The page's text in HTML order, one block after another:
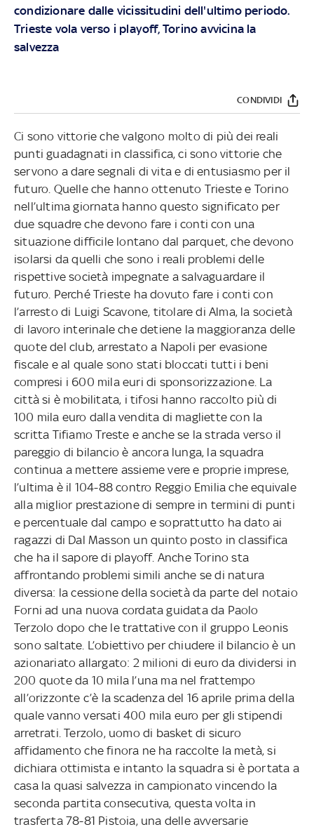
condizionare dalle vicissitudini dell'ultimo periodo.
Trieste vola verso i playoff, Torino avvicina la
salvezza
CONDIVIDI
Ci sono vittorie che valgono molto di più dei reali
punti guadagnati in classifica, ci sono vittorie che
servono a dare segnali di vita e di entusiasmo per il
futuro. Quelle che hanno ottenuto Trieste e Torino
nell’ultima giornata hanno questo significato per
due squadre che devono fare i conti con una
situazione difficile lontano dal parquet, che devono
isolarsi da quelli che sono i reali problemi delle
rispettive società impegnate a salvaguardare il
futuro. Perché Trieste ha dovuto fare i conti con
l’arresto di Luigi Scavone, titolare di Alma, la società
di lavoro interinale che detiene la maggioranza delle
quote del club, arrestato a Napoli per evasione
fiscale e al quale sono stati bloccati tutti i beni
compresi i 600 mila euri di sponsorizzazione. La
città si è mobilitata, i tifosi hanno raccolto più di
100 mila euro dalla vendita di magliette con la
scritta Tifiamo Treste e anche se la strada verso il
pareggio di bilancio è ancora lunga, la squadra
continua a mettere assieme vere e proprie imprese,
l’ultima è il 104-88 contro Reggio Emilia che equivale
alla miglior prestazione di sempre in termini di punti
e percentuale dal campo e soprattutto ha dato ai
ragazzi di Dal Masson un quinto posto in classifica
che ha il sapore di playoff. Anche Torino sta
affrontando problemi simili anche se di natura
diversa: la cessione della società da parte del notaio
Forni ad una nuova cordata guidata da Paolo
Terzolo dopo che le trattative con il gruppo Leonis
sono saltate. L’obiettivo per chiudere il bilancio è un
azionariato allargato: 2 milioni di euro da dividersi in
200 quote da 10 mila l’una ma nel frattempo
all’orizzonte c’è la scadenza del 16 aprile prima della
quale vanno versati 400 mila euro per gli stipendi
arretrati. Terzolo, uomo di basket di sicuro
affidamento che finora ne ha raccolte la metà, si
dichiara ottimista e intanto la squadra si è portata a
casa la quasi salvezza in campionato vincendo la
seconda partita consecutiva, questa volta in
trasferta 78-81 Pistoia, una delle avversarie